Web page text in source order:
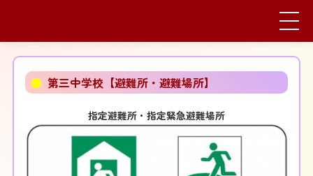
● 第三中学校【避難所・避難場所】
指定避難所・指定緊急避難場所